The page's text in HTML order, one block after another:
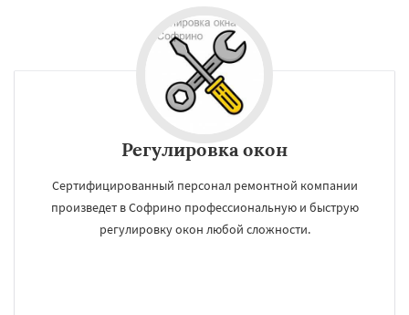
Регулировка окон
Сертифицированный персонал ремонтной компании
произведет в Софрино профессиональную и быструю
регулировку окон любой сложности.